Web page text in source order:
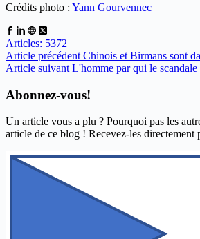
Crédits photo : Yann Gourvennec
Articles: 5372
Article précédent Chinois et Birmans sont
Article suivant L'homme par qui le scandale
Abonnez-vous!
Un article vous a plu ? Pourquoi pas les
article de ce blog ! Recevez-les directement